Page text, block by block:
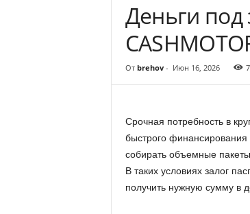
Деньги под
От brehov- Июн 16, 2026
Срочная потребность в
быстрого
собирать объемные
В таких условиях залог
получить нужную сумму в